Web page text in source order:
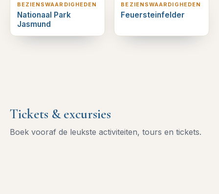
BEZIENSWAARDIGHEDEN
Nationaal Park
Jasmund
BEZIENSWAARDIGHEDEN
Feuersteinfelder
Tickets & excursies
Boek vooraf de leukste activiteiten, tours en tickets.